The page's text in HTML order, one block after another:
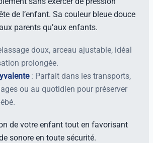
de l’enfant. Sa couleur bleue douce
parents qu’aux enfants.
doux, arceau ajustable, idéal
prolongée.
: Parfait dans les transports,
ou au quotidien pour préserver
de votre enfant tout en favorisant
sonore en toute sécurité.